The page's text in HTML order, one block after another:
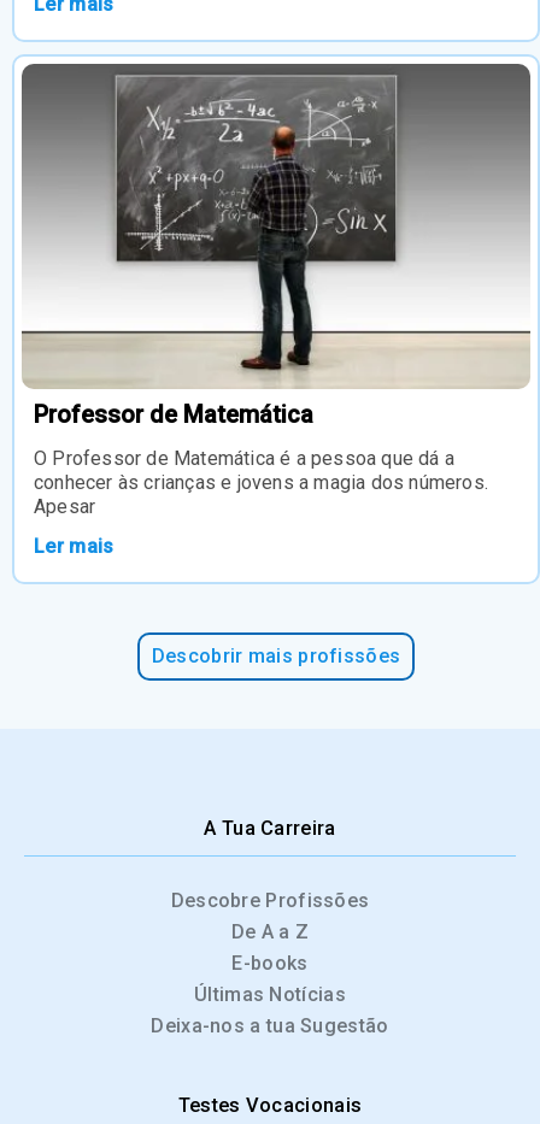
Professor de Matemática
O Professor de Matemática é a pessoa que dá a
conhecer às crianças e jovens a magia dos números.
Apesar
Ler mais
Descobrir mais profissões
A Tua Carreira
Descobre Profissões
De A a Z
E-books
Últimas Notícias
Deixa-nos a tua Sugestão
Testes Vocacionais